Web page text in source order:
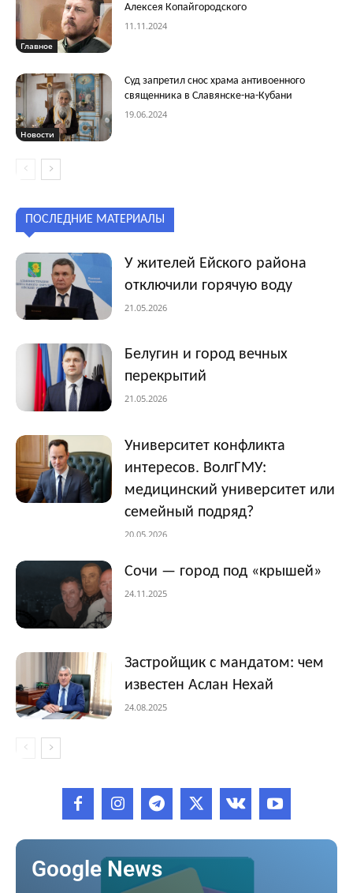
Главное
Алексея Копайгородского
11.11.2024
Новости
Суд запретил снос храма антивоенного
священника в Славянске-на-Кубани
19.06.2024
ПОСЛЕДНИЕ МАТЕРИАЛЫ
У жителей Ейского района
отключили горячую воду
21.05.2026
Белугин и город вечных
перекрытий
21.05.2026
Университет конфликта
интересов. ВолгГМУ:
медицинский университет или
семейный подряд?
20.05.2026
Сочи — город под «крышей»
24.11.2025
Застройщик с мандатом: чем
известен Аслан Нехай
24.08.2025
Google News